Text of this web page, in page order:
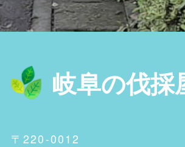
岐阜の伐採
〒220-0012